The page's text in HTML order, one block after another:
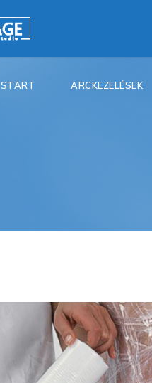
START ARCKEZELÉSEK